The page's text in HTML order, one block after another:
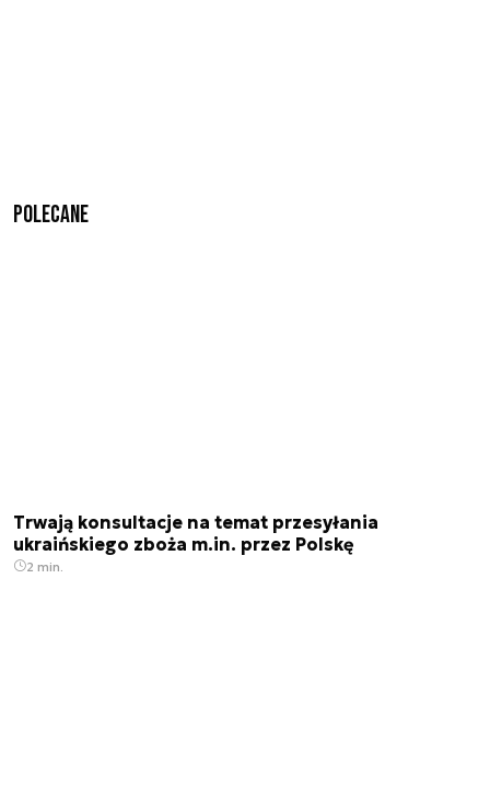
Polecane
Trwają konsultacje na temat przesyłania
ukraińskiego zboża m.in. przez Polskę
2 min.